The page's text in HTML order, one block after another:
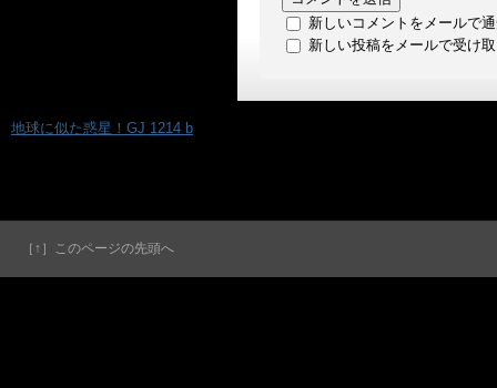
新しいコメントをメールで
新しい投稿をメールで受け
地球に似た惑星！GJ 1214 b
［↑］このページの先頭へ